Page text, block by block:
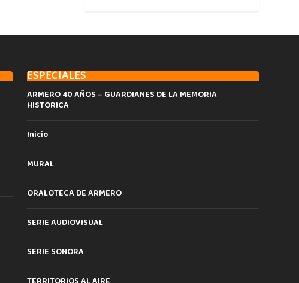
ESPECIALES
ARMERO 40 AÑOS – GUARDIANES DE LA MEMORIA
HISTORICA
Inicio
MURAL
ORALOTECA DE ARMERO
SERIE AUDIOVISUAL
SERIE SONORA